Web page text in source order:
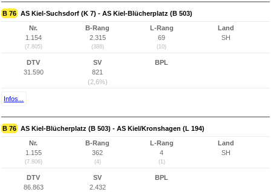
B 76 AS Kiel-Suchsdorf (K 7) - AS Kiel-Blücherplatz (B 503)
Nr.
1.154
(7.805)
B-Rang
2.315
(386)
L-Rang
69
(10)
Land
SH
DTV
31.590
SV
821
(2,6%)
BPL
Infos...
B 76 AS Kiel-Blücherplatz (B 503) - AS Kiel/Kronshagen (L 194)
Nr.
1.155
(7.806)
B-Rang
362
(4)
L-Rang
4
(1)
Land
SH
DTV
86.863
SV
2.432
BPL